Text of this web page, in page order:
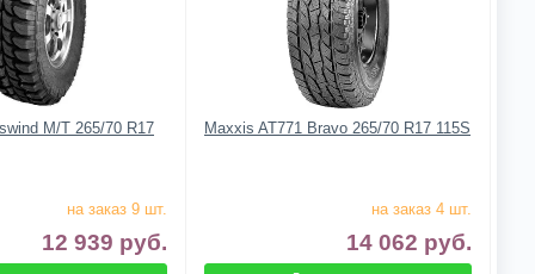
M/T 265/70 R17
на заказ 9 шт.
12 939 руб.
Maxxis AT771 Bravo 265/70 R17 115S
на заказ 4 шт.
14 062 руб.